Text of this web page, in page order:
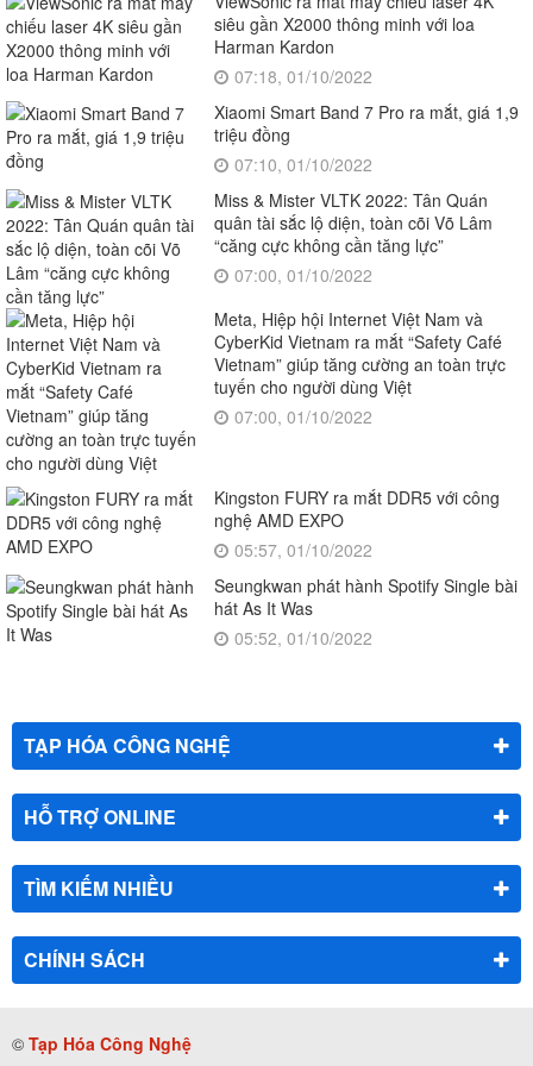
siêu gần X2000 thông minh với loa
Harman Kardon
07:18, 01/10/2022
Xiaomi Smart Band 7 Pro ra mắt, giá 1,9
triệu đồng
07:10, 01/10/2022
Miss & Mister VLTK 2022: Tân Quán
quân tài sắc lộ diện, toàn cõi Võ Lâm
“căng cực không cần tăng lực”
07:00, 01/10/2022
Meta, Hiệp hội Internet Việt Nam và
CyberKid Vietnam ra mắt “Safety Café
Vietnam” giúp tăng cường an toàn trực
tuyến cho người dùng Việt
07:00, 01/10/2022
Kingston FURY ra mắt DDR5 với công
nghệ AMD EXPO
05:57, 01/10/2022
Seungkwan phát hành Spotify Single bài
hát As It Was
05:52, 01/10/2022
TẠP HÓA CÔNG NGHỆ
HỖ TRỢ ONLINE
TÌM KIẾM NHIỀU
CHÍNH SÁCH
© Tạp Hóa Công Nghệ